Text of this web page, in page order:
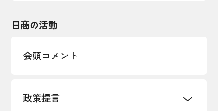
インボイス制度
海外情報レポート
日商の活動
会頭コメント
政策提言